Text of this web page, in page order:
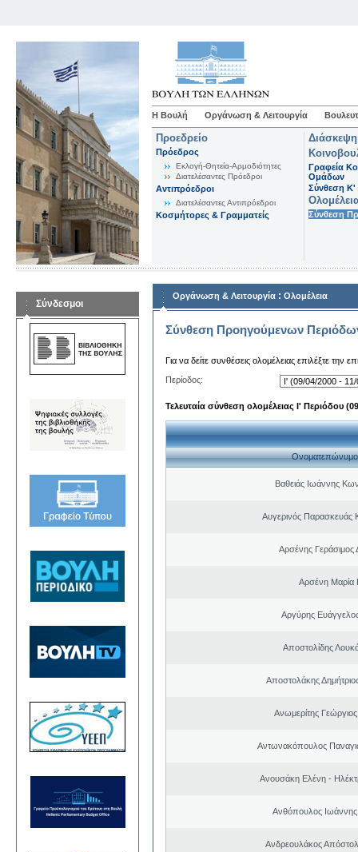
Η Βουλή Οργάνωση & Λειτουργία
Προεδρείο
Πρόεδρος
Εκλογή-Θητεία-Αρμοδιότητες
Διατελέσαντες Πρόεδροι
Αντιπρόεδροι
Διατελέσαντες Αντιπρόεδροι
Κοσμήτορες & Γραμματείς
Γραφεία
Ομάδων
Σύνθεση K'
Σύνθεση
Σύνδεσμοι
Οργάνωση & Λειτουργία : Ολομέλεια
Σύνθεση Προηγούμενων
Για να δείτε συνθέσεις ολομέλειας επιλέξτε την
Περίοδος:
Τελευταία σύνθεση ολομέλειας Ι' Περιόδου
Ονοματεπώνυμο
Βαθειάς Ιωάννης
Αυγερινός Παρασκευάς
Αρσένης Γεράσιμος
Αρσένη Μαρία
Αργύρης
Αποστολίδης
Αποστολάκης
Ανωμερίτης
Αντωνακόπουλος
Ανουσάκη Ελένη -
Ανθόπουλος Ιωάννης
Ανδρεουλάκος